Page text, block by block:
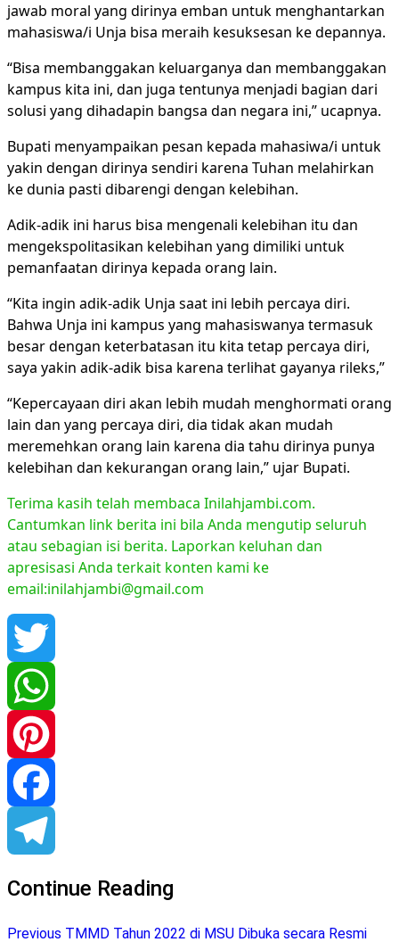
jawab moral yang dirinya emban untuk menghantarkan
mahasiswa/i Unja bisa meraih kesuksesan ke depannya.
“Bisa membanggakan keluarganya dan membanggakan
kampus kita ini, dan juga tentunya menjadi bagian dari
solusi yang dihadapin bangsa dan negara ini,” ucapnya.
Bupati menyampaikan pesan kepada mahasiwa/i untuk
yakin dengan dirinya sendiri karena Tuhan melahirkan
ke dunia pasti dibarengi dengan kelebihan.
Adik-adik ini harus bisa mengenali kelebihan itu dan
mengekspolitasikan kelebihan yang dimiliki untuk
pemanfaatan dirinya kepada orang lain.
“Kita ingin adik-adik Unja saat ini lebih percaya diri.
Bahwa Unja ini kampus yang mahasiswanya termasuk
besar dengan keterbatasan itu kita tetap percaya diri,
saya yakin adik-adik bisa karena terlihat gayanya rileks,”
“Kepercayaan diri akan lebih mudah menghormati orang
lain dan yang percaya diri, dia tidak akan mudah
meremehkan orang lain karena dia tahu dirinya punya
kelebihan dan kekurangan orang lain,” ujar Bupati.
Terima kasih telah membaca Inilahjambi.com.
Cantumkan link berita ini bila Anda mengutip seluruh
atau sebagian isi berita. Laporkan keluhan dan
apresisasi Anda terkait konten kami ke
email:inilahjambi@gmail.com
Twitter
WhatsApp
Pinterest
Facebook
Telegram
Continue Reading
Previous TMMD Tahun 2022 di MSU Dibuka secara Resmi